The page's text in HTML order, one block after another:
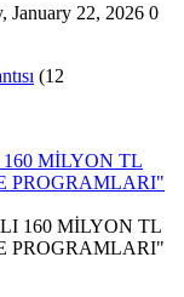
January 22, 2026 0
(12
MİLYON TL
PROGRAMLARI"